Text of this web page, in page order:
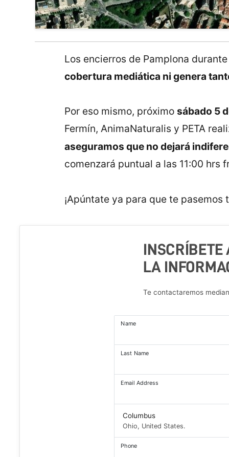
Los encierros de Pamplona
cobertura mediática ni genera
Por eso mismo, próximo sábado 5
Fermín, AnimaNaturalis y PETA
aseguramos que no dejará
comenzará puntual a las 11:00 hrs
¡Apúntate ya para que te
INSCRÍBETE
LA
Te contactaremos
Name
Last Name
Email Address
Columbus
Ohio, United States.
Phone